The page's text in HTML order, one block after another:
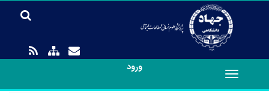
ورود
Toggle
navigation